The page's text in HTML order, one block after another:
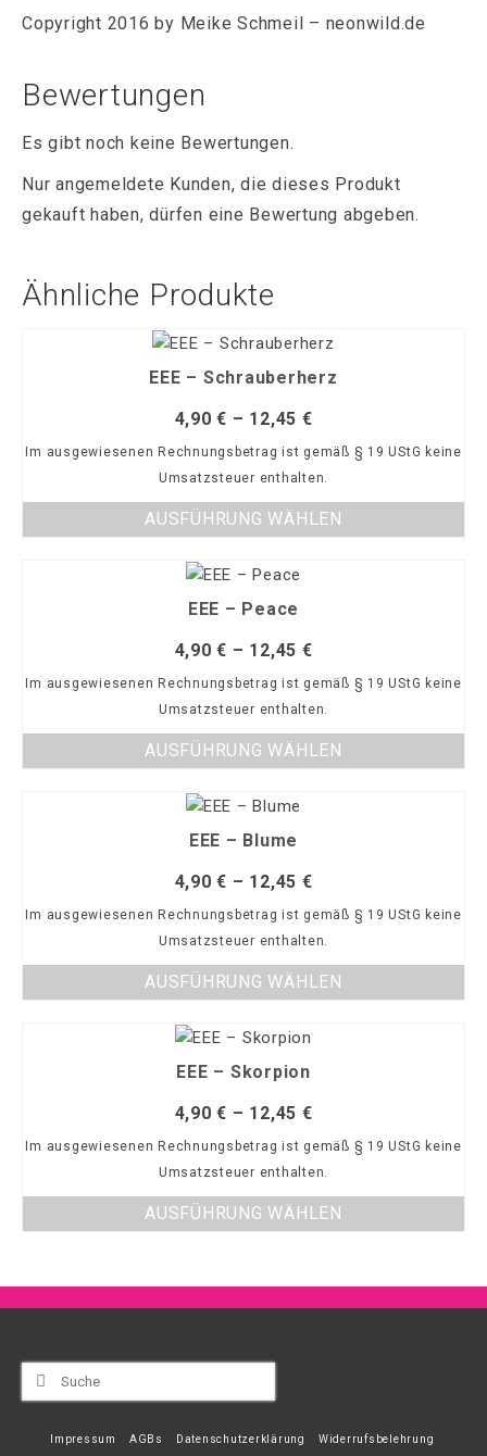
Copyright 2016 by Meike Schmeil – neonwild.de
Bewertungen
Es gibt noch keine Bewertungen.
Nur angemeldete Kunden, die dieses Produkt
gekauft haben, dürfen eine Bewertung abgeben.
Ähnliche Produkte
EEE – Schrauberherz
4,90€ – 12,45 €
Im ausgewiesenen Rechnungsbetrag ist gemäß § 19 UStG keine
Umsatzsteuer enthalten.
AUSFÜHRUNG WÄHLEN
EEE – Peace
4,90€ – 12,45 €
Im ausgewiesenen Rechnungsbetrag ist gemäß § 19 UStG keine
Umsatzsteuer enthalten.
AUSFÜHRUNG WÄHLEN
EEE – Blume
4,90€ – 12,45 €
Im ausgewiesenen Rechnungsbetrag ist gemäß § 19 UStG keine
Umsatzsteuer enthalten.
AUSFÜHRUNG WÄHLEN
EEE – Skorpion
4,90€ – 12,45 €
Im ausgewiesenen Rechnungsbetrag ist gemäß § 19 UStG keine
Umsatzsteuer enthalten.
AUSFÜHRUNG WÄHLEN
Suche
nach:
Impressum AGBs Datenschutzerklärung Widerrufsbelehrung